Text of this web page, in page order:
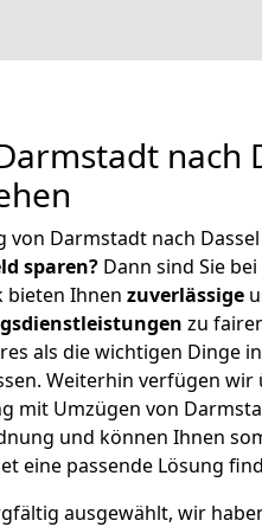
nach
von Darmstadt nach
sparen? Dann sind Sie
bieten Ihnen zuverlässige
zu
als die wichtigen Dinge
Weiterhin verfügen wir
mit Umzügen von
und können Ihnen
eine passende Lösung
ausgewählt, wir